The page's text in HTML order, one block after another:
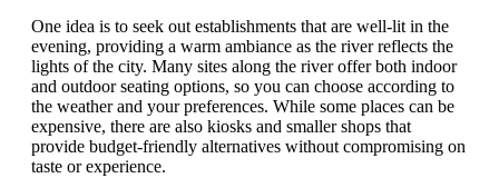
One idea is to seek out establishments that are well-lit in the
evening, providing a warm ambiance as the river reflects the
lights of the city. Many sites along the river offer both indoor
and outdoor seating options, so you can choose according to
the weather and your preferences. While some places can be
expensive, there are also kiosks and smaller shops that
provide budget-friendly alternatives without compromising on
taste or experience.